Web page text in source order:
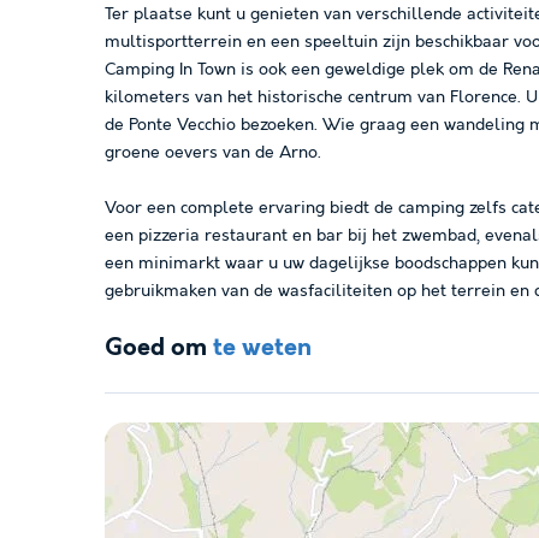
Ter plaatse kunt u genieten van verschillende
multisportterrein en een speeltuin zijn beschikbaar
Camping In Town is ook een geweldige plek om de
kilometers van het historische centrum van Florence.
de Ponte Vecchio bezoeken. Wie graag een wandeling
groene oevers van de Arno.
Voor een complete ervaring biedt de camping zelfs
een pizzeria restaurant en bar bij het zwembad,
een minimarkt waar u uw dagelijkse boodschappen
gebruikmaken van de wasfaciliteiten op het terrein en
Goed om te weten